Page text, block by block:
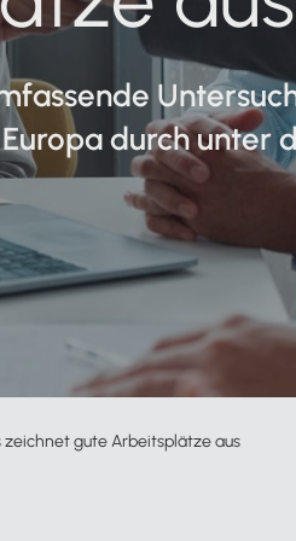
Zahlungsverkehr
Alle Funktionen für
Partnernetzwerk
Zur Service-Übersicht
durch unter
zeichnet gute Arbeitsplätze aus